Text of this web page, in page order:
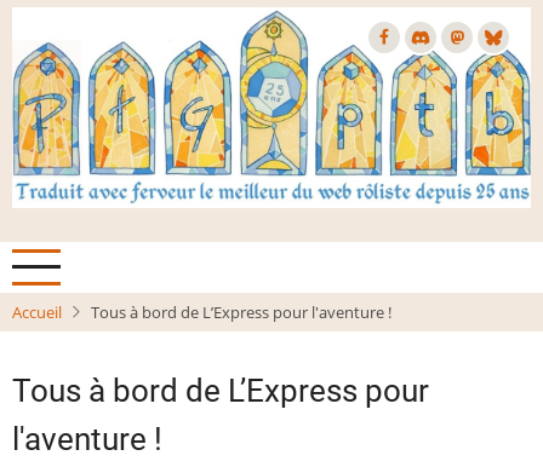
Aller
contenu
principal
Accueil Tous à bord de L’Express pour l'aventure !
Tous à bord de L’Express pour
l'aventure !